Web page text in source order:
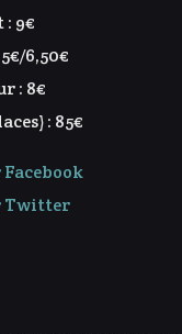
: 9€
6,50€
: 8€
: 85€
Twitter